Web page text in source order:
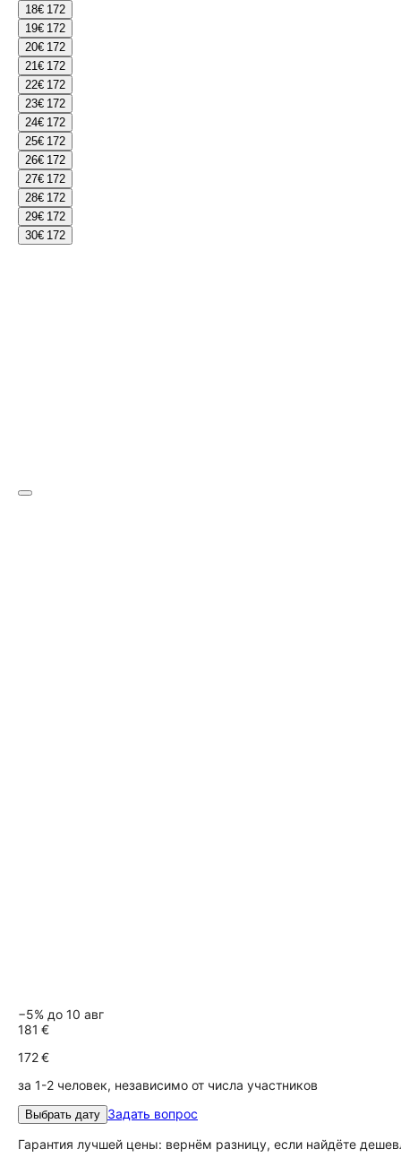
18€ 172
19€ 172
20€ 172
21€ 172
22€ 172
23€ 172
24€ 172
25€ 172
26€ 172
27€ 172
28€ 172
29€ 172
30€ 172
−5% до 10 авг
181 €
172 €
за 1-2 человек, независимо от числа участников
Выбрать дату Задать вопрос
Гарантия лучшей цены: вернём разницу, если найдёте